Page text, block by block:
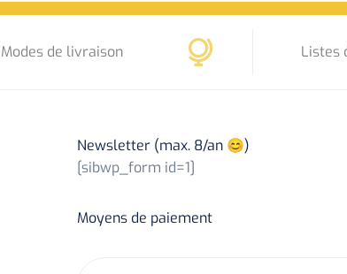
Modes de livraison Listes
Newsletter (max. 8/an 😊)
[sibwp_form id=1]
Moyens de paiement